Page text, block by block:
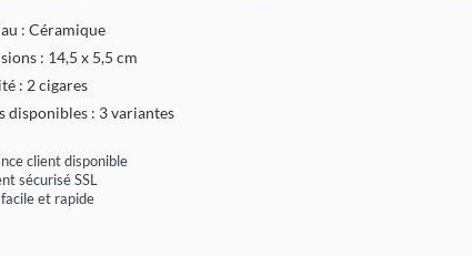
: Céramique
: 14,5 x 5,5 cm
: 2 cigares
disponibles : 3 variantes
client disponible
sécurisé SSL
et rapide